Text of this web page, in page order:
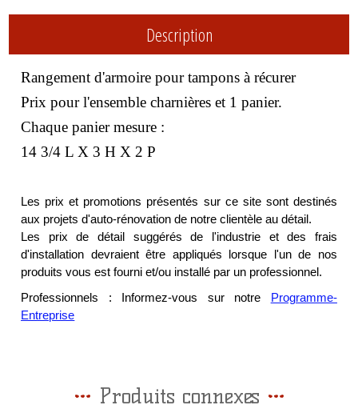
Description
Rangement d'armoire pour tampons à récurer
Prix pour l'ensemble charnières et 1 panier.
Chaque panier mesure :
14 3/4 L X 3 H X 2 P
Les prix et promotions présentés sur ce site sont destinés
aux projets d'auto-rénovation de notre clientèle au détail.
Les prix de détail suggérés de l'industrie et des frais
d'installation devraient être appliqués lorsque l'un de nos
produits vous est fourni et/ou installé par un professionnel.
Professionnels : Informez-vous sur notre
Programme-
Entreprise
Produits connexes